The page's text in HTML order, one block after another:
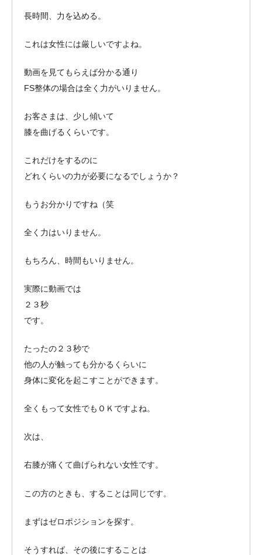
長時間、力を込める。
これは女性には厳しいですよね。
動画を見てもらえば分かる通り
FS整体の場合は全く力がいりません。
お客さまは、少し傾いて
膝を曲げるくらいです。
これだけをするのに
どれくらいの力が必要になるでしょうか？
もうお分かりですね（笑
全く力はいりません。
もちろん、時間もいりません。
実際に動画では
２３秒
です。
たったの２３秒で
他の人が触っても分かるくらいに
身体に変化を起こすことができます。
全くもって女性でもＯＫですよね。
次は、
右膝が痛くて曲げられない女性です。
この方のときも、することは同じです。
まずはゼロポジションを探す。
そうすれば、その後にすることは